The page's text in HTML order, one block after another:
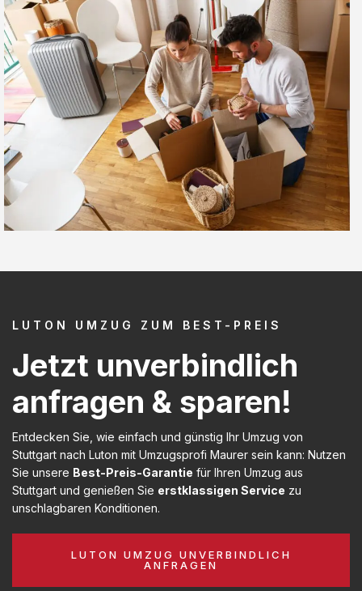
LUTON UMZUG ZUM BEST-PREIS
Jetzt unverbindlich
anfragen & sparen!
Entdecken Sie, wie einfach und günstig Ihr Umzug von
Stuttgart nach Luton mit Umzugsprofi Maurer sein kann: Nutzen
Sie unsere Best-Preis-Garantie für Ihren Umzug aus
Stuttgart und genießen Sie erstklassigen Service zu
unschlagbaren Konditionen.
LUTON UMZUG UNVERBINDLICH
ANFRAGEN